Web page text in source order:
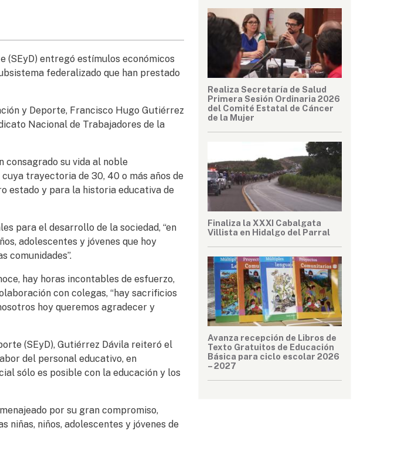
(SEyD) entregó estímulos económicos
federalizado que han prestado
y Deporte, Francisco Hugo Gutiérrez
Nacional de Trabajadores de la
consagrado su vida al noble
trayectoria de 30, 40 o más años de
estado y para la historia educativa de
para el desarrollo de la sociedad, “en
adolescentes y jóvenes que hoy
comunidades”.
hay horas incontables de esfuerzo,
con colegas, “hay sacrificios
hoy queremos agradecer y
(SEyD), Gutiérrez Dávila reiteró el
del personal educativo, en
sólo es posible con la educación y los
por su gran compromiso,
niñas, niños, adolescentes y jóvenes de
Realiza Secretaría de Salud
Primera Sesión Ordinaria 2026
del Comité Estatal de Cáncer
de la Mujer
Finaliza la XXXI Cabalgata
Villista en Hidalgo del Parral
Avanza recepción de Libros de
Texto Gratuitos de Educación
Básica para ciclo escolar 2026
– 2027